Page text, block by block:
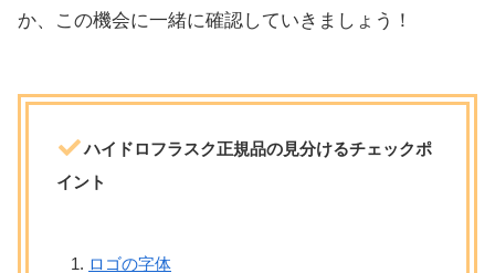
か、この機会に一緒に確認していきましょう！
ハイドロフラスク正規品の見分けるチェックポ
イント
ロゴの字体